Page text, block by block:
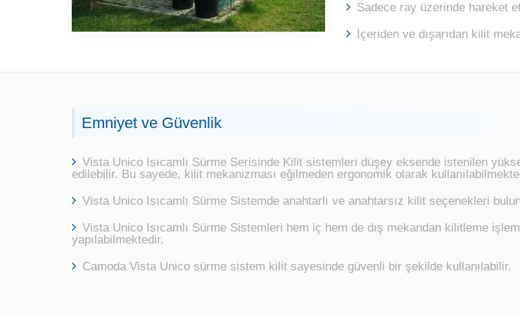
Sadece ray üzerinde hareket
İçeriden ve dışarıdan kilit
Emniyet ve Güvenlik
Vista Unico Isıcamlı Sürme Serisinde Kilit sistemleri düşey eksende istenilen
edilebilir. Bu sayede, kilit mekanizması eğilmeden ergonomik olarak
Vista Unico Isıcamlı Sürme Sistemde anahtarlı ve anahtarsız kilit seçenekleri
Vista Unico Isıcamlı Sürme Sistemleri hem iç hem de dış mekandan kilitleme
yapılabilmektedir.
Camoda Vista Unico sürme sistem kilit sayesinde güvenli bir şekilde kullanılabilir.